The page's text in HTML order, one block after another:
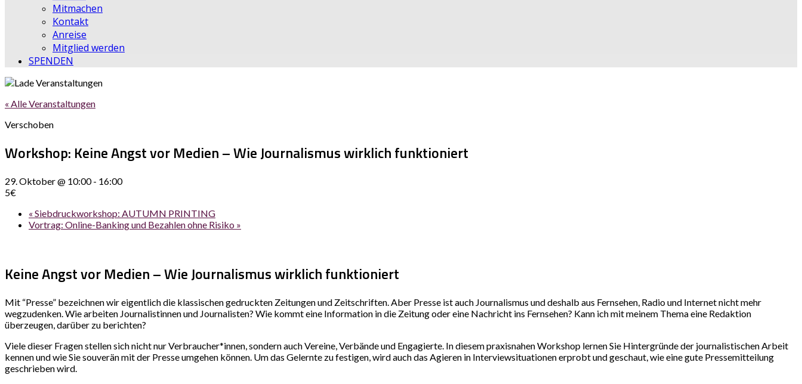
Mitmachen
Kontakt
Anreise
Mitglied werden
SPENDEN
« Alle Veranstaltungen
Verschoben
Workshop: Keine Angst vor Medien – Wie Journalismus wirklich funktioniert
29. Oktober @ 10:00- 16:00
5€
« Siebdruckworkshop: AUTUMN PRINTING
Vortrag: Online-Banking und Bezahlen ohne Risiko »
Keine Angst vor Medien – Wie Journalismus wirklich funktioniert
Mit “Presse” bezeichnen wir eigentlich die klassischen gedruckten Zeitungen und Zeitschriften. Aber Presse ist auch Journalismus und deshalb aus Fernsehen, Radio und Internet nicht mehr
wegzudenken. Wie arbeiten Journalistinnen und Journalisten? Wie kommt eine Information in die Zeitung oder eine Nachricht ins Fernsehen? Kann ich mit meinem Thema eine Redaktion
überzeugen, darüber zu berichten?
Viele dieser Fragen stellen sich nicht nur Verbraucher*innen, sondern auch Vereine, Verbände und Engagierte. In diesem praxisnahen Workshop lernen Sie Hintergründe der journalistischen Arbeit
kennen und wie Sie souverän mit der Presse umgehen können. Um das Gelernte zu festigen, wird auch das Agieren in Interviewsituationen erprobt und geschaut, wie eine gute Pressemitteilung
geschrieben wird.